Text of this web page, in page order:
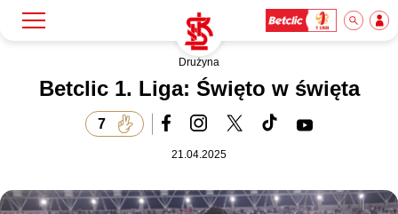
Klub
Bilety
Drużyna
Betclic 1. Liga: Święto w święta
7
21.04.2025